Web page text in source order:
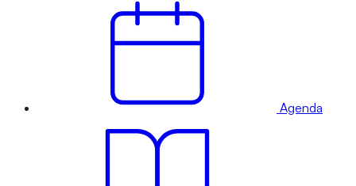
Agenda